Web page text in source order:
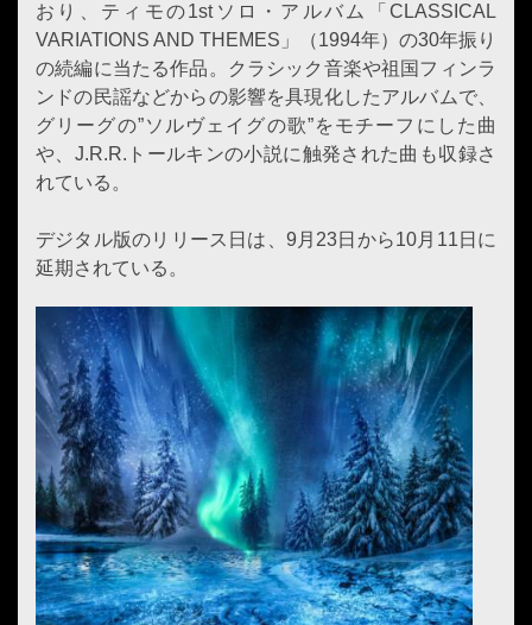
おり、ティモの1stソロ・アルバム「CLASSICAL
VARIATIONS AND THEMES」（1994年）の30年振り
の続編に当たる作品。クラシック音楽や祖国フィンラ
ンドの民謡などからの影響を具現化したアルバムで、
グリーグの”ソルヴェイグの歌”をモチーフにした曲
や、J.R.R.トールキンの小説に触発された曲も収録さ
れている。
デジタル版のリリース日は、9月23日から10月11日に
延期されている。